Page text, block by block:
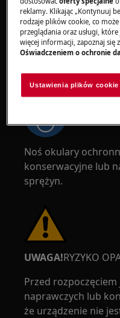
UWAGA!RYZYKO
Noś okulary
konserwacyjne lub
sprężyn.
UWAGA!RYZYKO
Przed
naprawczych lub
że urządzenie nie
reklamy. Klikając „Kontynuuj
rodzaje plików cookie, co
przeglądania oraz usługi,
więcej informacji, zapoznaj się
Oświadczeniem o ochronie
Ustawienia plików cookie